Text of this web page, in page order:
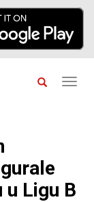
u Ligu B